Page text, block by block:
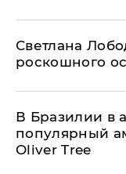
Светлана
роскошного
В Бразилии в
популярный
Oliver Tree